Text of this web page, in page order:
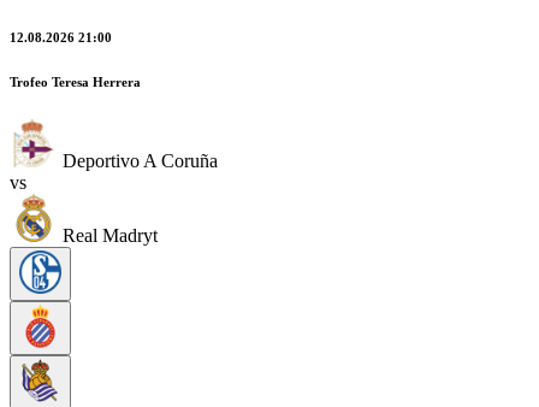
12.08.2026 21:00
Trofeo Teresa Herrera
Deportivo A Coruña
vs
Real Madryt